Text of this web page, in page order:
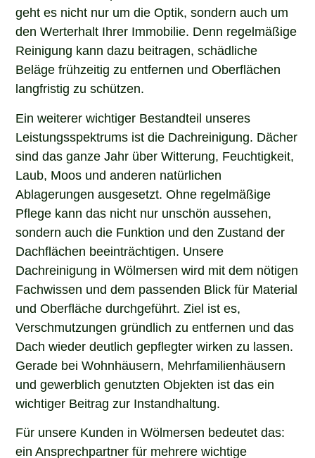
geht es nicht nur um die Optik, sondern auch um
den Werterhalt Ihrer Immobilie. Denn regelmäßige
Reinigung kann dazu beitragen, schädliche
Beläge frühzeitig zu entfernen und Oberflächen
langfristig zu schützen.
Ein weiterer wichtiger Bestandteil unseres
Leistungsspektrums ist die Dachreinigung. Dächer
sind das ganze Jahr über Witterung, Feuchtigkeit,
Laub, Moos und anderen natürlichen
Ablagerungen ausgesetzt. Ohne regelmäßige
Pflege kann das nicht nur unschön aussehen,
sondern auch die Funktion und den Zustand der
Dachflächen beeinträchtigen. Unsere
Dachreinigung in Wölmersen wird mit dem nötigen
Fachwissen und dem passenden Blick für Material
und Oberfläche durchgeführt. Ziel ist es,
Verschmutzungen gründlich zu entfernen und das
Dach wieder deutlich gepflegter wirken zu lassen.
Gerade bei Wohnhäusern, Mehrfamilienhäusern
und gewerblich genutzten Objekten ist das ein
wichtiger Beitrag zur Instandhaltung.
Für unsere Kunden in Wölmersen bedeutet das:
ein Ansprechpartner für mehrere wichtige